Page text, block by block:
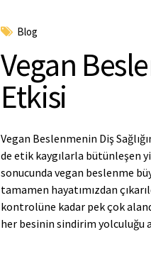
Blog
Vegan
Etkisi
Vegan Beslenmenin Diş
de etik kaygılarla bütünleşen
sonucunda vegan beslenme
tamamen hayatımızdan
kontrolüne kadar pek çok
her besinin sindirim yolculuğu